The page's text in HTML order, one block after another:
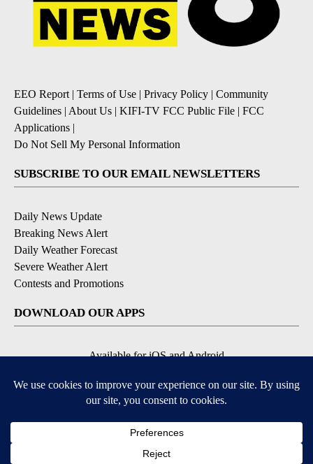
EEO Report| Terms of Use | Privacy Policy | Community
Guidelines | About Us | KIFI-TV FCC Public File | FCC
Applications |
Do Not Sell My Personal Information
SUBSCRIBE TO OUR EMAIL NEWSLETTERS
Daily News Update
Breaking News Alert
Daily Weather Forecast
Severe Weather Alert
Contests and Promotions
DOWNLOAD OUR APPS
Available for iOS and Android
© 2026, NPG of Idaho, Inc. Idaho Falls, ID USA